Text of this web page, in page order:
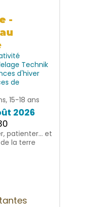
-
Technik
d'hiver
de
15-18 ans
2026
patienter… et
la terre